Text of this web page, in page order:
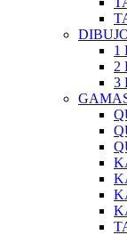
1
2
3